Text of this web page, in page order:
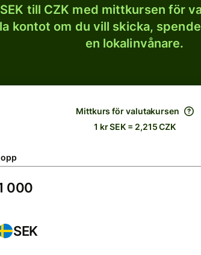
till CZK med mittkursen för
kontot om du vill skicka,
en lokalinvånare.
Mittkurs för valutakursen
1 kr SEK = 2,215 CZK
SEK